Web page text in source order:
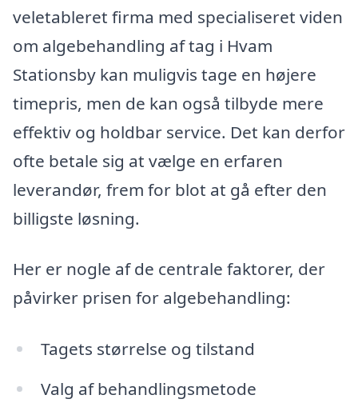
veletableret firma med specialiseret viden
om algebehandling af tag i Hvam
Stationsby kan muligvis tage en højere
timepris, men de kan også tilbyde mere
effektiv og holdbar service. Det kan derfor
ofte betale sig at vælge en erfaren
leverandør, frem for blot at gå efter den
billigste løsning.
Her er nogle af de centrale faktorer, der
påvirker prisen for algebehandling:
Tagets størrelse og tilstand
Valg af behandlingsmetode